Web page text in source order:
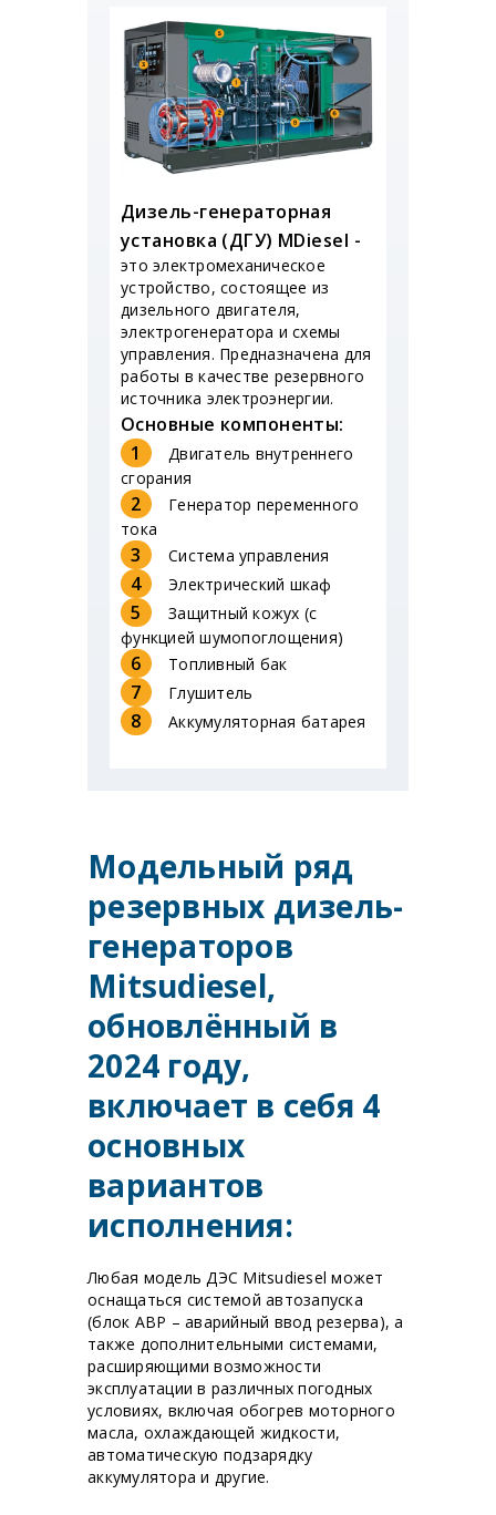
Дизель-генераторная
установка (ДГУ) MDiesel -
это электромеханическое
устройство, состоящее из
дизельного двигателя,
электрогенератора и схемы
управления. Предназначена для
работы в качестве резервного
источника электроэнергии.
Основные компоненты:
1
Двигатель внутреннего
сгорания
2
Генератор переменного
тока
3 Система управления
4 Электрический шкаф
5
Защитный кожух (с
функцией шумопоглощения)
6 Топливный бак
7 Глушитель
8 Аккумуляторная батарея
Модельный ряд
резервных дизель-
генераторов
Mitsudiesel,
обновлённый в
2024 году,
включает в себя 4
основных
вариантов
исполнения:
Любая модель ДЭС Mitsudiesel может
оснащаться системой автозапуска
(блок АВР – аварийный ввод резерва), а
также дополнительными системами,
расширяющими возможности
эксплуатации в различных погодных
условиях, включая обогрев моторного
масла, охлаждающей жидкости,
автоматическую подзарядку
аккумулятора и другие.